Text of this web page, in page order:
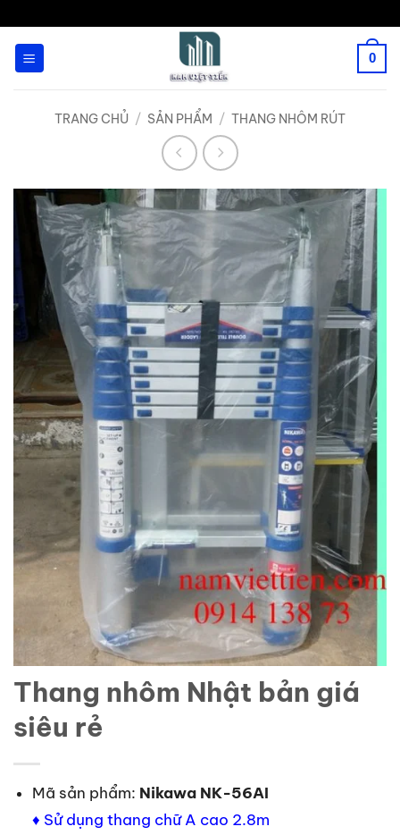
0
TRANG CHỦ / SẢN PHẨM / THANG NHÔM RÚT
Thang nhôm Nhật bản giá
siêu rẻ
Mã sản phẩm: Nikawa NK-56AI
♦ Sử dụng thang chữ A cao 2.8m